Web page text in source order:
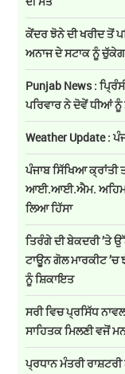
ਕੇਂਦਰ ਝੋਨੇ ਦੀ ਖਰੀਦ ਤੋਂ
ਅਨਾਜ ਦੇ ਸਟਾਕ ਨੂੰ
Punjab News :
ਪਰਿਵਾਰ ਨੇ ਦੋਵੇਂ ਧੀਆਂ
Weather Update :
ਪੰਜਾਬ ਸਿੱਖਿਆ ਕ੍ਰਾਂਤੀ
ਆਈ.ਆਈ.ਐਮ.
ਲਿਆ ਹਿੱਸਾ
ਤਿਰੰਗੇ ਦੀ ਬੇਕਦਰੀ ’ਤੇ
ਟਾਊਨ ਗੋਲ ਮਾਰਕੀਟ ’ਚ
ਨੂੰ ਸ਼ਿਕਾਇਤ
ਸਰੀ ਵਿਚ ਪ੍ਰਸਿੱਧ
ਸਾਹਿਤਕ ਮਿਲਣੀ ਵਜੋਂ
ਪ੍ਰਧਾਨ ਮੰਤਰੀ